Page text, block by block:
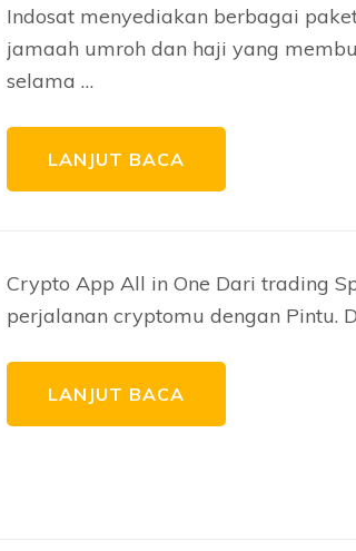
Indosat menyediakan berbagai
jamaah umroh dan haji yang
selama …
LANJUT BACA
Crypto App All in One Dari trading
perjalanan cryptomu dengan Pintu.
LANJUT BACA